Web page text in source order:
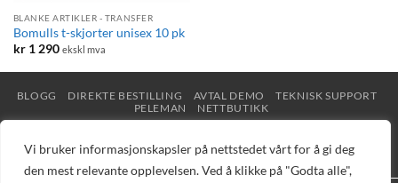
Vi bruker informasjonskapsler på nettstedet vårt for å gi deg
den mest relevante opplevelsen. Ved å klikke på "Godta alle",
BLANKE ARTIKLER - TRANSFER
Bomulls t-skjorter unisex 10 pk
kr1 290 ekskl mva
BLOGG DIREKTE BESTILLING AVTAL DEMO
TEKNISK SUPPORT
PELEMAN
NETTBUTIKK
mail@vizuell.no